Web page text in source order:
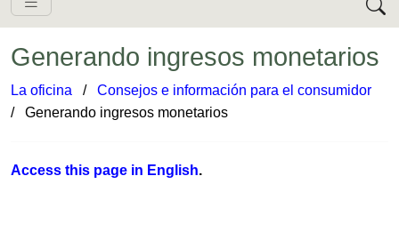
Generando ingresos monetarios​
La oficina ​ / Consejos e información para el consumidor
/ Generando ingresos monetarios​
Access this pa​ge in En​glish.